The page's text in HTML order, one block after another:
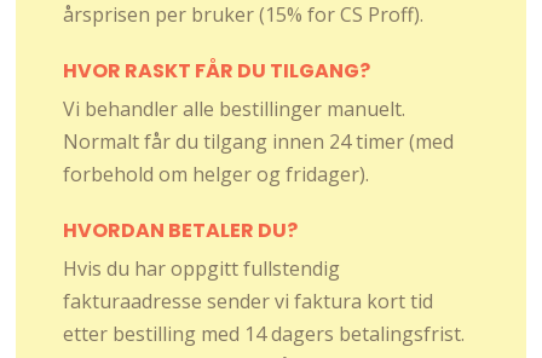
årsprisen per bruker (15% for CS Proff).
HVOR RASKT FÅR DU TILGANG?
Vi behandler alle bestillinger manuelt.
Normalt får du tilgang innen 24 timer (med
forbehold om helger og fridager).
HVORDAN BETALER DU?
Hvis du har oppgitt fullstendig
fakturaadresse sender vi faktura kort tid
etter bestilling med 14 dagers betalingsfrist.